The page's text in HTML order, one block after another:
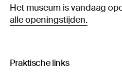
Het museum is vandaag
alle openingstijden.
Praktische links